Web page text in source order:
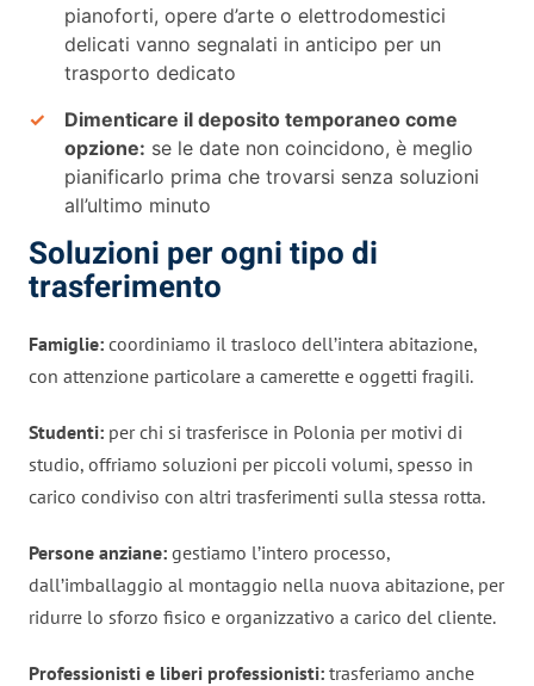
pianoforti, opere d’arte o elettrodomestici
delicati vanno segnalati in anticipo per un
trasporto dedicato
Dimenticare il deposito temporaneo come
opzione: se le date non coincidono, è meglio
pianificarlo prima che trovarsi senza soluzioni
all’ultimo minuto
Soluzioni per ogni tipo di
trasferimento
Famiglie: coordiniamo il trasloco dell’intera abitazione,
con attenzione particolare a camerette e oggetti fragili.
Studenti: per chi si trasferisce in Polonia per motivi di
studio, offriamo soluzioni per piccoli volumi, spesso in
carico condiviso con altri trasferimenti sulla stessa rotta.
Persone anziane: gestiamo l’intero processo,
dall’imballaggio al montaggio nella nuova abitazione, per
ridurre lo sforzo fisico e organizzativo a carico del cliente.
Professionisti e liberi professionisti: trasferiamo anche